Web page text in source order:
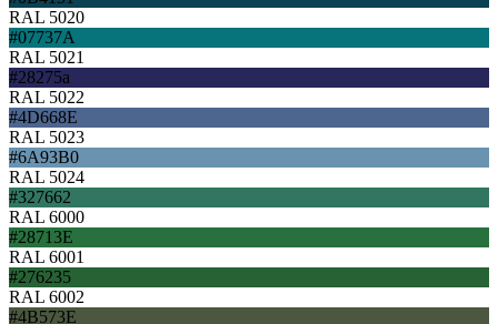
RAL 5020
#07737A
RAL 5021
#28275a
RAL 5022
#4D668E
RAL 5023
#6A93B0
RAL 5024
#327662
RAL 6000
#28713E
RAL 6001
#276235
RAL 6002
#4B573E